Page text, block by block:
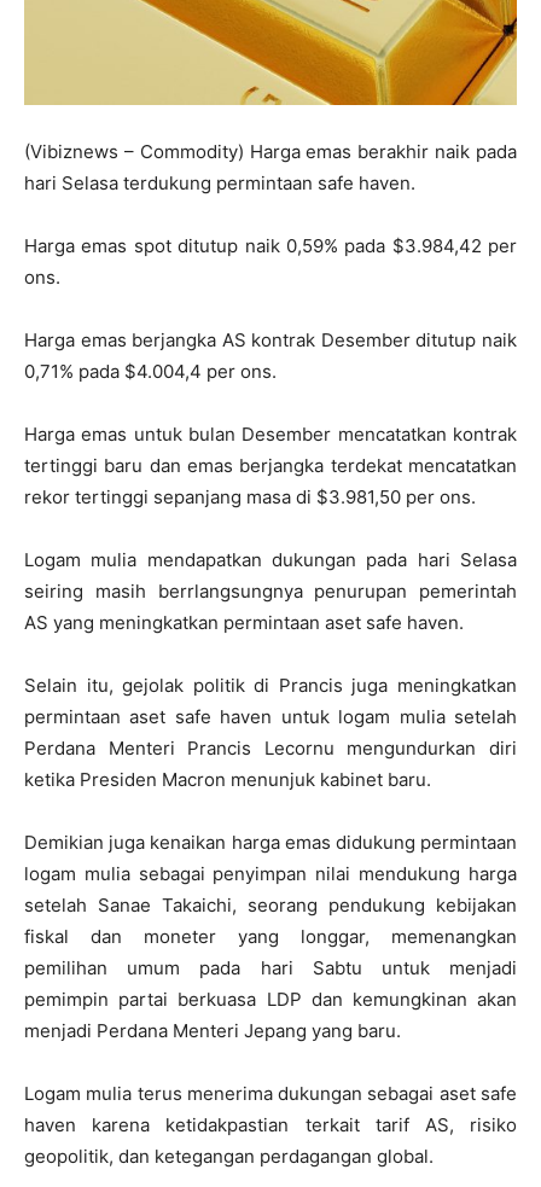
(Vibiznews – Commodity) Harga emas berakhir naik pada
hari Selasa terdukung permintaan safe haven.
Harga emas spot ditutup naik 0,59% pada $3.984,42 per
ons.
Harga emas berjangka AS kontrak Desember ditutup naik
0,71% pada $4.004,4 per ons.
Harga emas untuk bulan Desember mencatatkan kontrak
tertinggi baru dan emas berjangka terdekat mencatatkan
rekor tertinggi sepanjang masa di $3.981,50 per ons.
Logam mulia mendapatkan dukungan pada hari Selasa
seiring masih berrlangsungnya penurupan pemerintah
AS yang meningkatkan permintaan aset safe haven.
Selain itu, gejolak politik di Prancis juga meningkatkan
permintaan aset safe haven untuk logam mulia setelah
Perdana Menteri Prancis Lecornu mengundurkan diri
ketika Presiden Macron menunjuk kabinet baru.
Demikian juga kenaikan harga emas didukung permintaan
logam mulia sebagai penyimpan nilai mendukung harga
setelah Sanae Takaichi, seorang pendukung kebijakan
fiskal dan moneter yang longgar, memenangkan
pemilihan umum pada hari Sabtu untuk menjadi
pemimpin partai berkuasa LDP dan kemungkinan akan
menjadi Perdana Menteri Jepang yang baru.
Logam mulia terus menerima dukungan sebagai aset safe
haven karena ketidakpastian terkait tarif AS, risiko
geopolitik, dan ketegangan perdagangan global.